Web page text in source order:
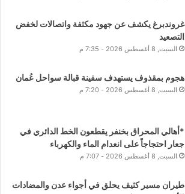
غروندبرغ يكشف عن جهود مكثفة واتصالات لخفض
التصعيد
السبت, 8 أغسطس 2026 - 7:35 م
هجوم بمقذوف يستهدف سفينة قبالة سواحل عُمان
السبت, 8 أغسطس 2026 - 7:20 م
*أهالي المحراق بخنفر يقطعون الخط الدائري في
جعار احتجاجاً على انعدام الماء والكهرباء
السبت, 8 أغسطس 2026 - 7:07 م
طيران مسير كثيف يحلق في أجواء عدن والمضادات